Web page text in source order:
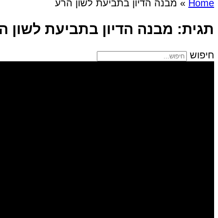
Home
» מבנה הדיון בתביעת לשון הרע
תגית: מבנה הדיון בתביעת לשון
חיפוש